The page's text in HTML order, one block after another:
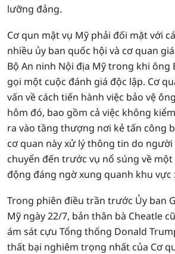
lưỡng đảng.
Cơ qun mật vụ Mỹ phải đối mặt với
nhiều ủy ban quốc hội và cơ quan
Bộ An ninh Nội địa Mỹ trong khi ông
gọi một cuộc đánh giá độc lập. Cơ
vấn về cách tiến hành việc bảo vệ
hôm đó, bao gồm cả việc không
ra vào tầng thượng nơi kẻ tấn công
cơ quan này xử lý thông tin do
chuyển đến trước vụ nổ súng về
động đáng ngờ xung quanh khu vực
Trong phiên điều trần trước Ủy ban
Mỹ ngày 22/7, bản thân bà Cheatle
ám sát cựu Tổng thống Donald
thất bại nghiêm trọng nhất của Cơ